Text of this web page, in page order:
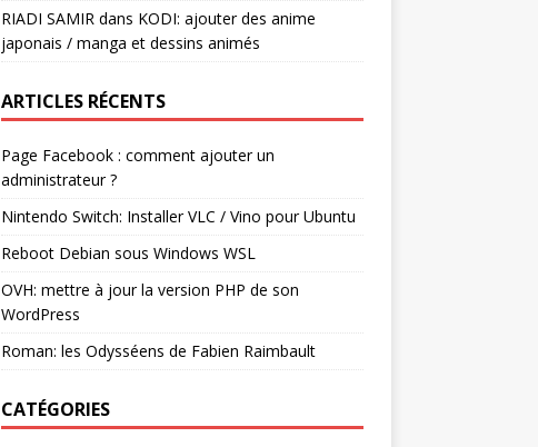
RIADI SAMIR dans KODI: ajouter des anime
japonais / manga et dessins animés
ARTICLES RÉCENTS
Page Facebook : comment ajouter un
administrateur ?
Nintendo Switch: Installer VLC / Vino pour Ubuntu
Reboot Debian sous Windows WSL
OVH: mettre à jour la version PHP de son
WordPress
Roman: les Odysséens de Fabien Raimbault
CATÉGORIES